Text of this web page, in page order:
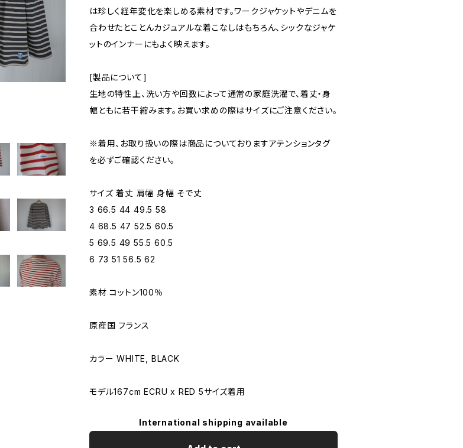
は珍しく経年変化を楽しめる素材です。ワークジャケットやデニムを
合わせたとことんカジュアルな着こなしはもちろん、シックなジャケ
ットのインナーにもよく映えます。
[製品について]
生地の特性上、洗い方や回数によって通常の家庭洗濯で、着丈・身
幅ともに若干縮みます。お買い求めの際はサイズにご注意ください。
※着用、お取り扱いの際は商品についておりますアテンションタグ
を必ずご確認ください。
サイズ 着丈 肩幅 身幅 そで丈
3 66.5 44 49.5 58
4 68.5 47 52.5 60.5
5 69.5 49 55.5 60.5
6 73 51 56.5 62
素材 コットン100％
原産国 フランス
カラー WHITE, BLACK
モデル167cm ECRU x RED 5サイズ着用
International shipping available